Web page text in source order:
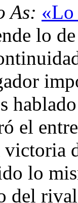
As: «Lo
lo
el
victoria
lo
del